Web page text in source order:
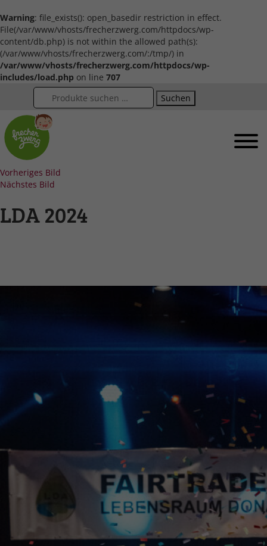
Warning: file_exists(): open_basedir restriction in effect.
File(/var/www/vhosts/frecherzwerg.com/httpdocs/wp-
content/db.php) is not within the allowed path(s):
(/var/www/vhosts/frecherzwerg.com/:/tmp/) in
/var/www/vhosts/frecherzwerg.com/httpdocs/wp-
includes/load.php on line 707
Suchen
Vorheriges Bild
Nächstes Bild
LDA 2024